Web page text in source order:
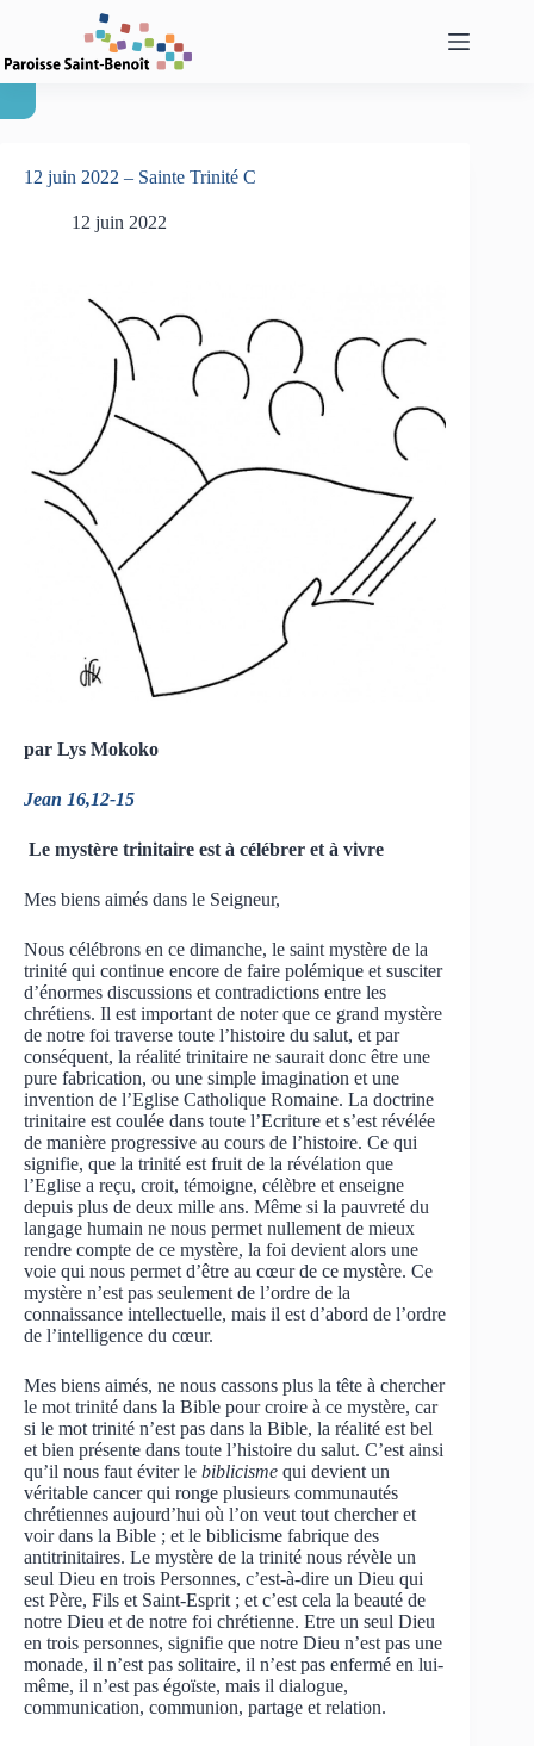
12 juin 2022 – Sainte Trinité C
12 juin 2022
par Lys Mokoko
Jean 16,12-15
Le mystère trinitaire est à célébrer et à vivre
Mes biens aimés dans le Seigneur,
Nous célébrons en ce dimanche, le saint mystère de la
trinité qui continue encore de faire polémique et susciter
d’énormes discussions et contradictions entre les
chrétiens. Il est important de noter que ce grand mystère
de notre foi traverse toute l’histoire du salut, et par
conséquent, la réalité trinitaire ne saurait donc être une
pure fabrication, ou une simple imagination et une
invention de l’Eglise Catholique Romaine. La doctrine
trinitaire est coulée dans toute l’Ecriture et s’est révélée
de manière progressive au cours de l’histoire. Ce qui
signifie, que la trinité est fruit de la révélation que
l’Eglise a reçu, croit, témoigne, célèbre et enseigne
depuis plus de deux mille ans. Même si la pauvreté du
langage humain ne nous permet nullement de mieux
rendre compte de ce mystère, la foi devient alors une
voie qui nous permet d’être au cœur de ce mystère. Ce
mystère n’est pas seulement de l’ordre de la
connaissance intellectuelle, mais il est d’abord de l’ordre
de l’intelligence du cœur.
Mes biens aimés, ne nous cassons plus la tête à chercher
le mot trinité dans la Bible pour croire à ce mystère, car
si le mot trinité n’est pas dans la Bible, la réalité est bel
et bien présente dans toute l’histoire du salut. C’est ainsi
qu’il nous faut éviter le biblicisme qui devient un
véritable cancer qui ronge plusieurs communautés
chrétiennes aujourd’hui où l’on veut tout chercher et
voir dans la Bible ; et le biblicisme fabrique des
antitrinitaires. Le mystère de la trinité nous révèle un
seul Dieu en trois Personnes, c’est-à-dire un Dieu qui
est Père, Fils et Saint-Esprit ; et c’est cela la beauté de
notre Dieu et de notre foi chrétienne. Etre un seul Dieu
en trois personnes, signifie que notre Dieu n’est pas une
monade, il n’est pas solitaire, il n’est pas enfermé en lui-
même, il n’est pas égoïste, mais il dialogue,
communication, communion, partage et relation.